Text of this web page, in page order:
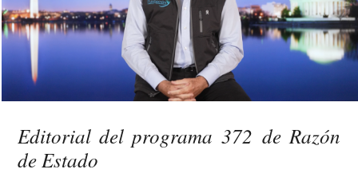
Editorial del programa 372 de Razón
de Estado